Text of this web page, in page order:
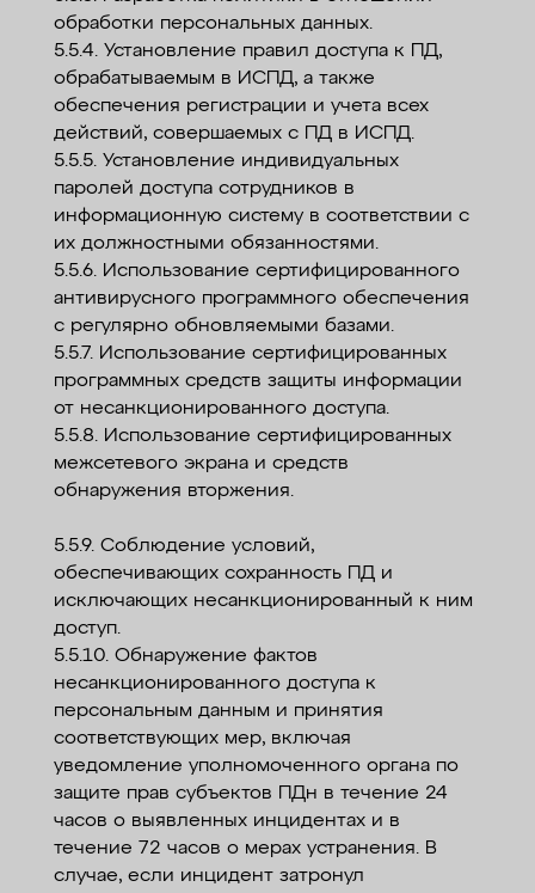
обработки персональных данных.
5.5.4. Установление правил доступа к ПД,
обрабатываемым в ИСПД, а также
обеспечения регистрации и учета всех
действий, совершаемых с ПД в ИСПД.
5.5.5. Установление индивидуальных
паролей доступа сотрудников в
информационную систему в соответствии с
их должностными обязанностями.
5.5.6. Использование сертифицированного
антивирусного программного обеспечения
с регулярно обновляемыми базами.
5.5.7. Использование сертифицированных
программных средств защиты информации
от несанкционированного доступа.
5.5.8. Использование сертифицированных
межсетевого экрана и средств
обнаружения вторжения.
5.5.9. Соблюдение условий,
обеспечивающих сохранность ПД и
исключающих несанкционированный к ним
доступ.
5.5.10. Обнаружение фактов
несанкционированного доступа к
персональным данным и принятия
соответствующих мер, включая
уведомление уполномоченного органа по
защите прав субъектов ПДн в течение 24
часов о выявленных инцидентах и в
течение 72 часов о мерах устранения. В
случае, если инцидент затронул